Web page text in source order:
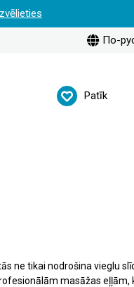
По-
Patīk
ne tikai nodrošina vieglu
masāžas